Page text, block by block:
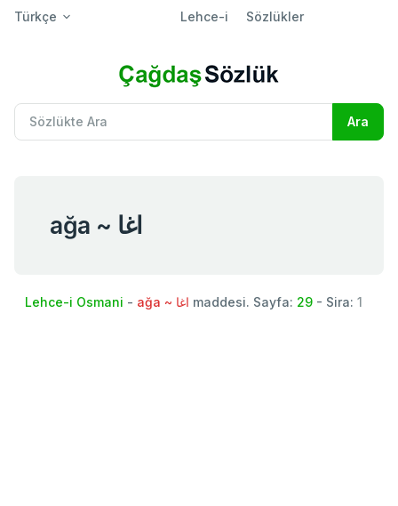
Türkçe Lehce-i Sözlükler
ağa ~ اغا
Lehce-i Osmani - ağa ~ اغا maddesi. Sayfa: 29 - Sira: 1